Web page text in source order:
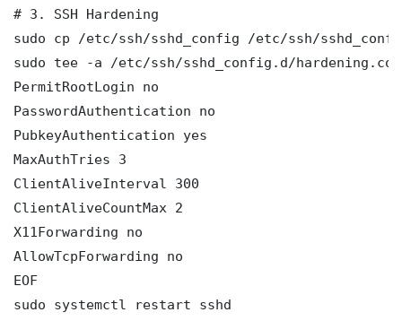
# 3. SSH Hardening
sudo cp /etc/ssh/sshd_config /etc/ssh/
sudo tee -a /etc/ssh/sshd_config.d/
PermitRootLogin no
PasswordAuthentication no
PubkeyAuthentication yes
MaxAuthTries 3
ClientAliveInterval 300
ClientAliveCountMax 2
X11Forwarding no
AllowTcpForwarding no
EOF
sudo systemctl restart sshd